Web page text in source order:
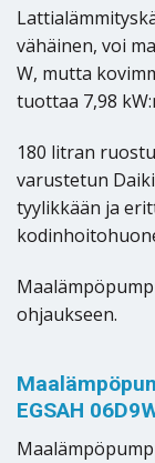
vähäinen, voi
W, mutta
tuottaa 7,98
180 litran
varustetun
tyylikkään ja
ohjaukseen.
EGSAH